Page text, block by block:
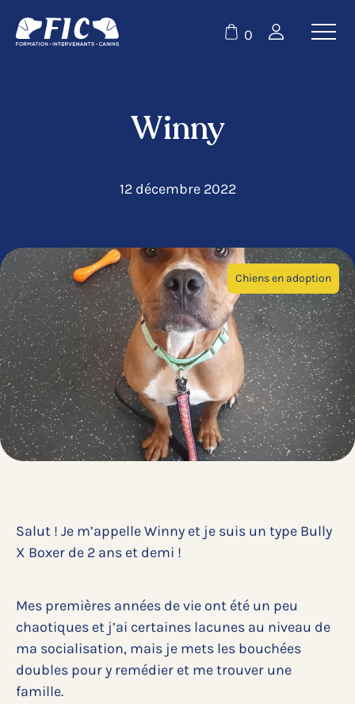
0
Winny
12 décembre 2022
Chiens en adoption
Salut ! Je m’appelle Winny et je suis un type Bully
X Boxer de 2 ans et demi !
Mes premières années de vie ont été un peu
chaotiques et j’ai certaines lacunes au niveau de
ma socialisation, mais je mets les bouchées
doubles pour y remédier et me trouver une
famille.